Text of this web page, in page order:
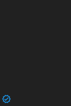
verified